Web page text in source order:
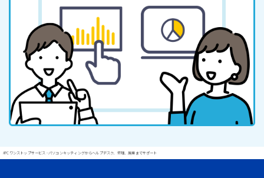
#PCワンストップサービス - パソコンキッティングからヘルプデスク、修理、廃棄までサポート